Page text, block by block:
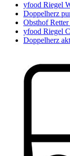
yfood Riegel
Doppelherz
Obsthof
yfood Riegel
Doppelherz